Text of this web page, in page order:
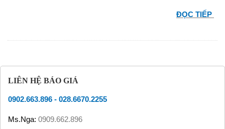
ĐỌC TIẾP
LIÊN HỆ BÁO GIÁ
0902.663.896 - 028.6670.2255
Ms.Nga: 0909.662.896